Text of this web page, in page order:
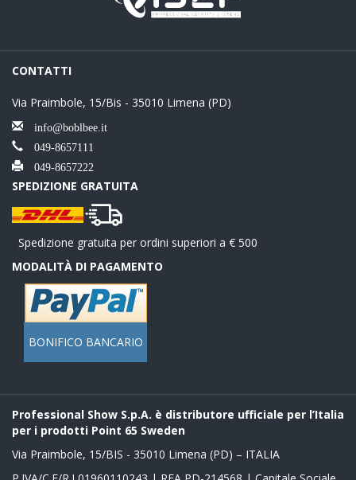
CONTATTI
Via Praimbole, 15/Bis - 35010 Limena (PD)
info@boblbee.it
049-8657111
049-8657222
SPEDIZIONE GRATUITA
Spedizione gratuita per ordini superiori a € 500
MODALITÀ DI PAGAMENTO
BONIFICO BANCARIO
Professional Show S.p.A. è distributore ufficiale per l’Italia
per i prodotti Point 65 Sweden
Via Praimbole, 15/BIS - 35010 Limena (PD) – ITALIA